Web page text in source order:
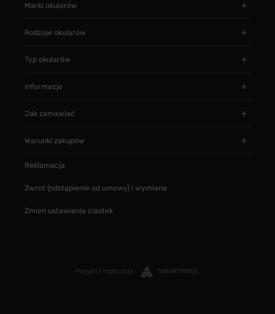
Marki okularów
Rodzaje okularów
Typ okularów
Informacje
Jak zamawiać
Warunki zakupów
Reklamacja
Zwrot (odstąpienie od umowy) i wymiana
Zmień ustawienia ciastek
Projekt i realizacja SMARTMAGE